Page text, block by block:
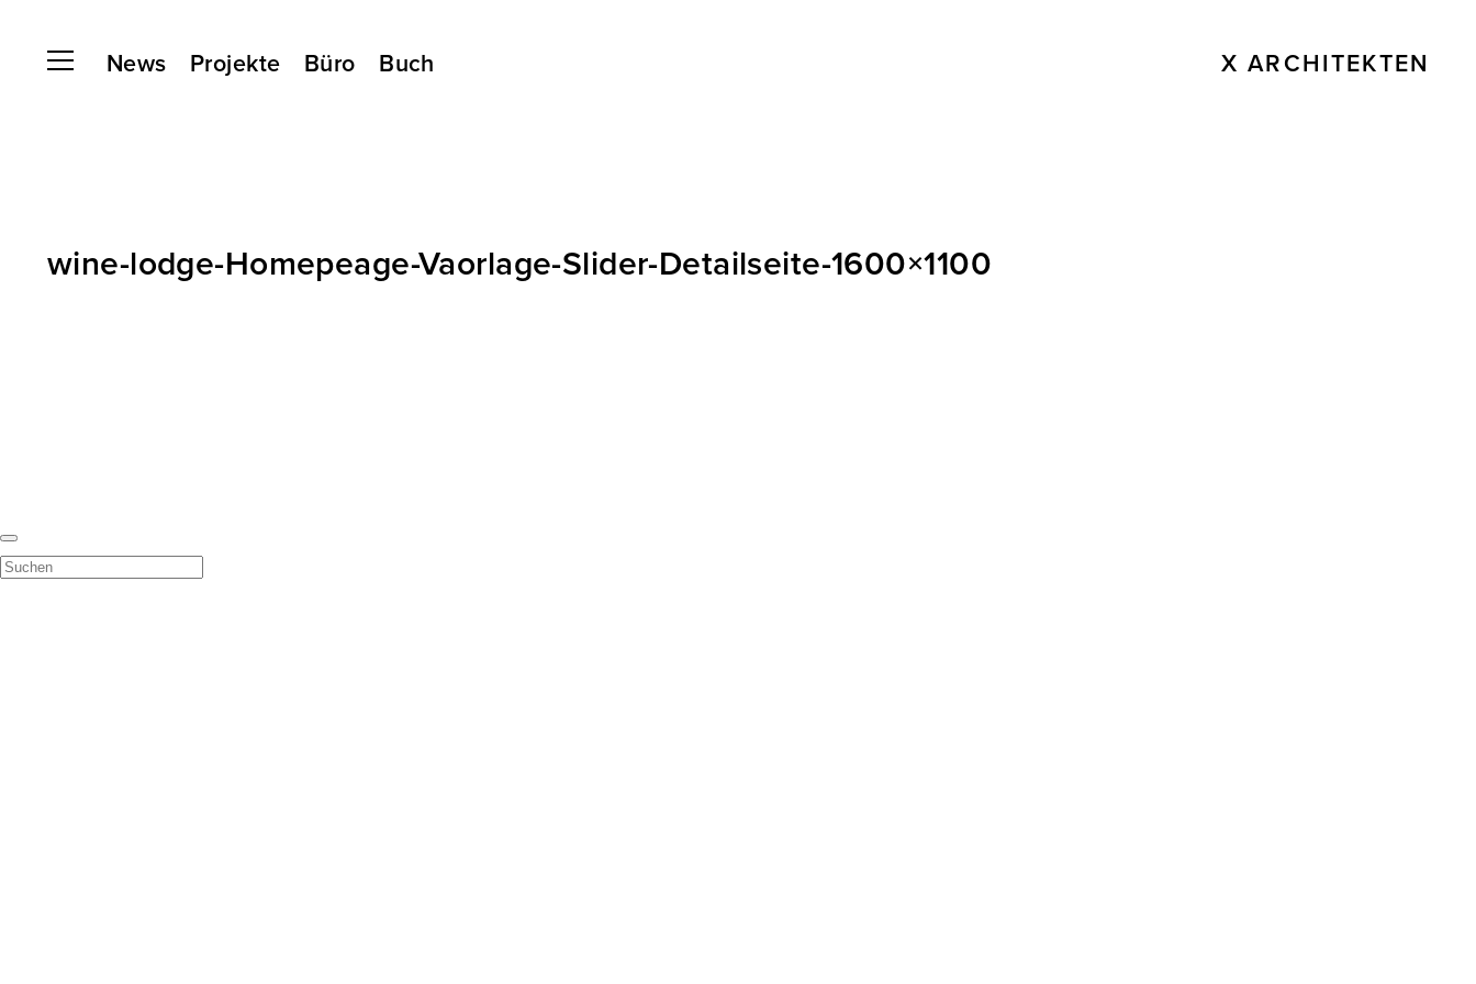
News Projekte Büro Buch X ARCHITEKTEN
wine-lodge-Homepeage-Vaorlage-Slider-Detailseite-1600×1100